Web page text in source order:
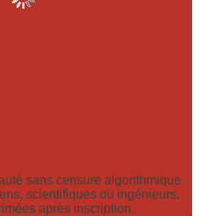
sans censure algorithmique
scientifiques ou ingénieurs.
après inscription.